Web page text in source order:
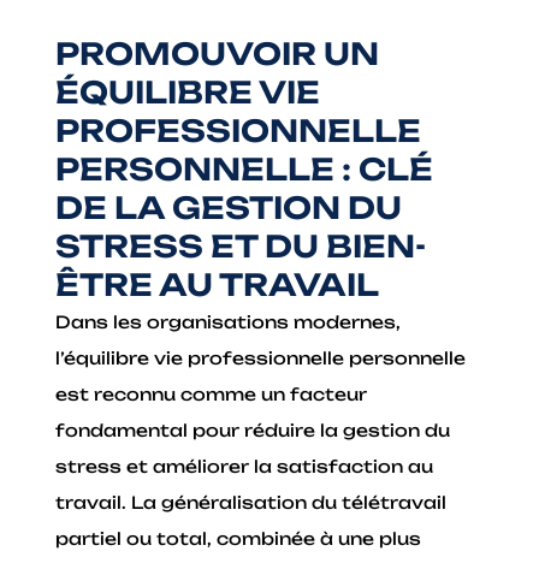
PROMOUVOIR UN
ÉQUILIBRE VIE
PROFESSIONNELLE
PERSONNELLE : CLÉ
DE LA GESTION DU
STRESS ET DU BIEN-
ÊTRE AU TRAVAIL
Dans les organisations modernes,
l’équilibre vie professionnelle personnelle
est reconnu comme un facteur
fondamental pour réduire la gestion du
stress et améliorer la satisfaction au
travail. La généralisation du télétravail
partiel ou total, combinée à une plus